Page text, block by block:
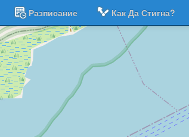
Разписание Как Да Стигна?